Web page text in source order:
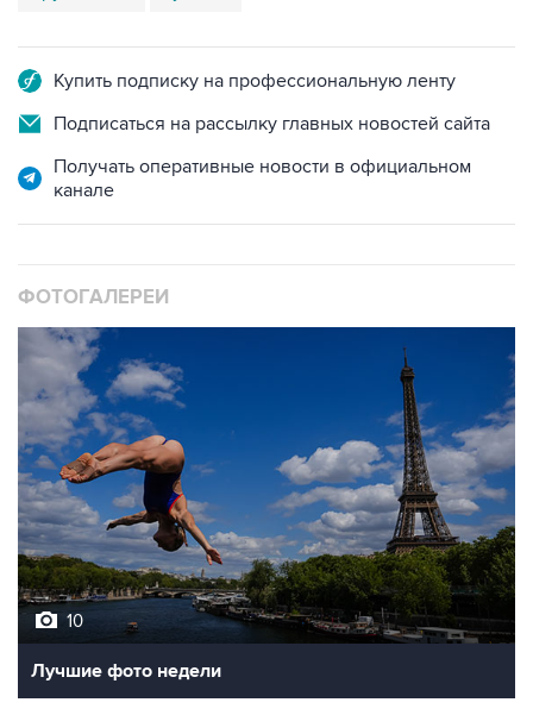
Подписаться на рассылку главных новостей сайта
Получать оперативные новости в официальном
10
Лучшие фото недели